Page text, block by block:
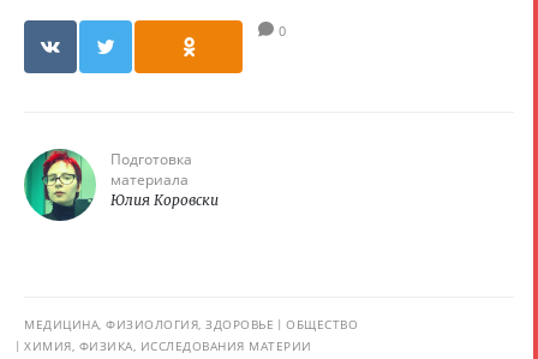
0
Подготовка
материала
Юлия Коровски
МЕДИЦИНА, ФИЗИОЛОГИЯ, ЗДОРОВЬЕ
ОБЩЕСТВО
ХИМИЯ, ФИЗИКА, ИССЛЕДОВАНИЯ МАТЕРИИ